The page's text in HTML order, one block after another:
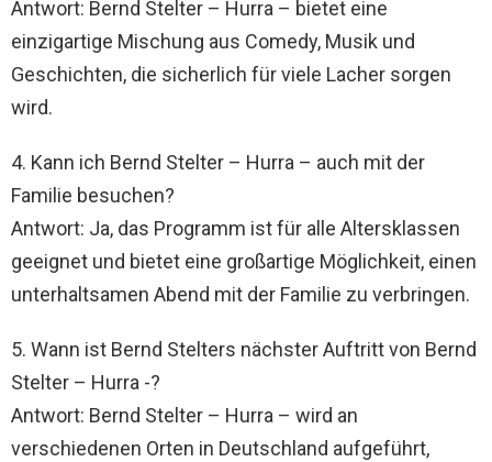
Antwort: Bernd Stelter – Hurra – bietet eine
einzigartige Mischung aus Comedy, Musik und
Geschichten, die sicherlich für viele Lacher sorgen
wird.
4. Kann ich Bernd Stelter – Hurra – auch mit der
Familie besuchen?
Antwort: Ja, das Programm ist für alle Altersklassen
geeignet und bietet eine großartige Möglichkeit, einen
unterhaltsamen Abend mit der Familie zu verbringen.
5. Wann ist Bernd Stelters nächster Auftritt von Bernd
Stelter – Hurra -?
Antwort: Bernd Stelter – Hurra – wird an
verschiedenen Orten in Deutschland aufgeführt,